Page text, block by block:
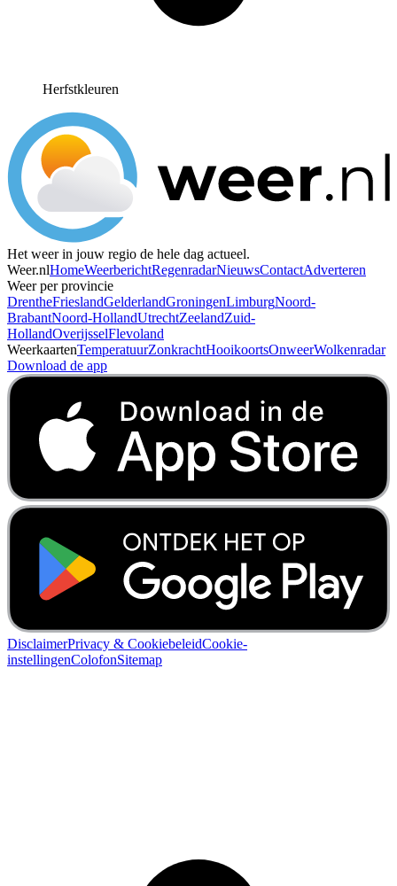
Herfstkleuren
Het weer in jouw regio de hele dag actueel.
Weer.nlHomeWeerberichtRegenradarNieuwsContactAdverteren
Weer per provincie
DrentheFrieslandGelderlandGroningenLimburgNoord-
BrabantNoord-HollandUtrechtZeelandZuid-
HollandOverijsselFlevoland
WeerkaartenTemperatuurZonkrachtHooikoortsOnweerWolkenradar
Download de app
DisclaimerPrivacy & CookiebeleidCookie-
instellingenColofonSitemap